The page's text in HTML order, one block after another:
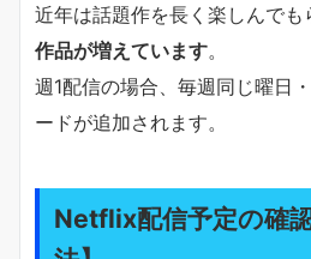
近年は話題作を長く楽しんでも
作品が増えています。
週1配信の場合、毎週同じ曜日
ードが追加されます。
Netflix配信予定の確